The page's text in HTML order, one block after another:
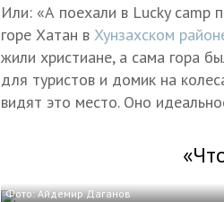
Или: «А поехали в Lucky camp
горе Хатан в Хунзахском
жили христиане, а сама гора
для туристов и домик на
видят это место. Оно
Фото: Айдемир Даганов